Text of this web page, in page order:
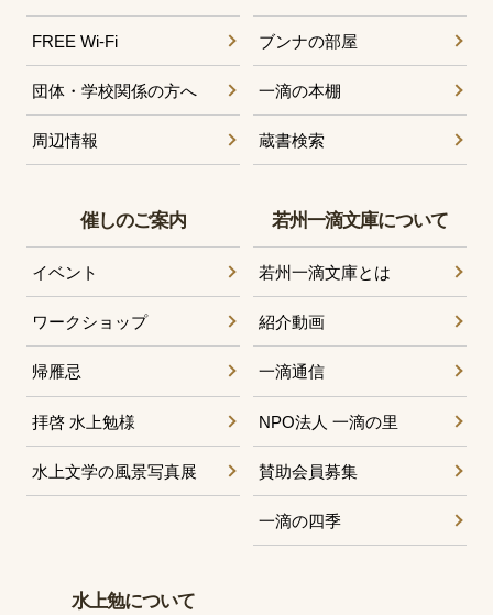
FREE Wi-Fi
団体・学校関係の方へ
周辺情報
ブンナの部屋
一滴の本棚
蔵書検索
催しのご案内
イベント
ワークショップ
帰雁忌
拝啓 水上勉様
水上文学の風景写真展
若州一滴文庫について
若州一滴文庫とは
紹介動画
一滴通信
NPO法人 一滴の里
賛助会員募集
一滴の四季
水上勉について